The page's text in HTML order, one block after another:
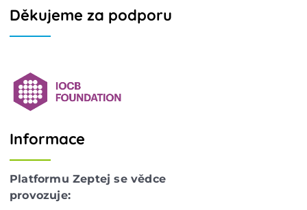
Děkujeme za podporu
Informace
Platformu Zeptej se vědce
provozuje: